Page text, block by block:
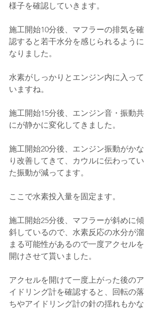
様子を確認していきます。
施工開始10分後、マフラーの排気を確
認すると若干水分を感じられるように
なりました。
水素がしっかりとエンジン内に入って
いますね。
施工開始15分後、エンジン音・振動共
にが静かに変化してきました。
施工開始20分後、エンジン振動がかな
り改善してきて、カウルに伝わってい
た振動が減ってます。
ここで水素投入量を固定ます。
施工開始25分後、マフラーが斜めに傾
斜しているので、水素反応の水分が溜
まる可能性があるので一度アクセルを
開けさせて貰いました。
アクセルを開けて一度上がった後のア
イドリング計を確認すると、回転の落
ちやアイドリング計の針の揺れもかな